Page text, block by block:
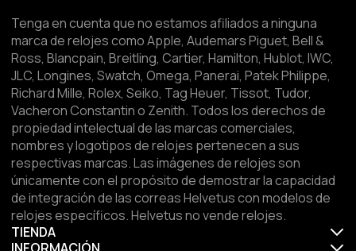
Tenga en cuenta que no estamos afiliados a ninguna
marca de relojes como Apple, Audemars Piguet, Bell &
Ross, Blancpain, Breitling, Cartier, Hamilton, Hublot, IWC,
JLC, Longines, Swatch, Omega, Panerai, Patek Philippe,
Richard Mille, Rolex, Seiko, Tag Heuer, Tissot, Tudor,
Vacheron Constantin o Zenith. Todos los derechos de
propiedad intelectual de las marcas comerciales,
nombres y logotipos de relojes pertenecen a sus
respectivas marcas. Las imágenes de relojes son
únicamente con el propósito de demostrar la capacidad
de integración de las correas Helvetus con modelos de
relojes específicos. Helvetus no vende relojes.
TIENDA